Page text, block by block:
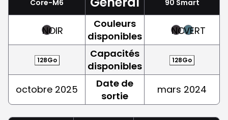
Core-M6 90 Smart
NOIR
Couleurs
disponibles
NOIRVERT
128Go
Capacités
disponibles
128Go
octobre 2025
Date de
sortie
mars 2024